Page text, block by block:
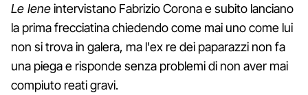
Le Ieneintervistano Fabrizio Corona e subito lanciano
la prima frecciatina chiedendo come mai uno come lui
non si trova in galera, ma l'ex re dei paparazzi non fa
una piega e risponde senza problemi di non aver mai
compiuto reati gravi.